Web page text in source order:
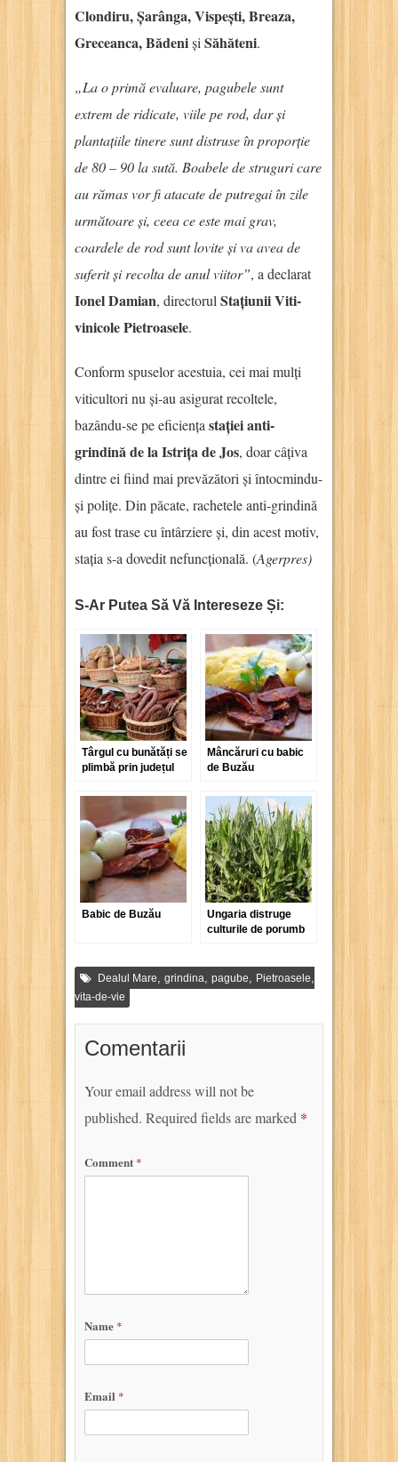
Clondiru, Șarânga, Vispești, Breaza,
Greceanca, Bădeniși Săhăteni.
„La o primă evaluare, pagubele sunt
extrem de ridicate, viile pe rod, dar și
plantațiile tinere sunt distruse în proporție
de 80 – 90 la sută. Boabele de struguri care
au rămas vor fi atacate de putregai în zile
următoare și, ceea ce este mai grav,
coardele de rod sunt lovite și va avea de
suferit și recolta de anul viitor”, a declarat
Ionel Damian, directorul Stațiunii Viti-
vinicole Pietroasele.
Conform spuselor acestuia, cei mai mulți
viticultori nu și-au asigurat recoltele,
bazându-se pe eficiența stației anti-
grindină de la Istrița de Jos, doar câțiva
dintre ei fiind mai prevăzători și întocmindu-
și polițe. Din păcate, rachetele anti-grindină
au fost trase cu întârziere și, din acest motiv,
stația s-a dovedit nefuncțională. (Agerpres)
S-Ar Putea Să Vă Intereseze Și:
Târgul cu bunătăți se
plimbă prin județul
Mâncăruri cu babic
de Buzău
Babic de Buzău
Ungaria distruge
culturile de porumb
Dealul Mare grindina pagube Pietroasele
vita-de-vie
Comentarii
Your email address will not be
published. Required fields are marked *
Comment *
Name *
Email *